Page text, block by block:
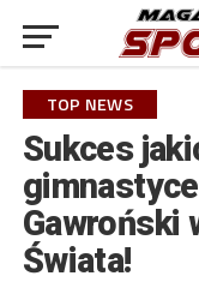
TOP NEWS
Sukces
Gawroński
Świata!